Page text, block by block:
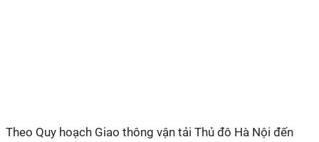
Theo Quy hoạch Giao thông vận tải Thủ đô Hà Nội đến